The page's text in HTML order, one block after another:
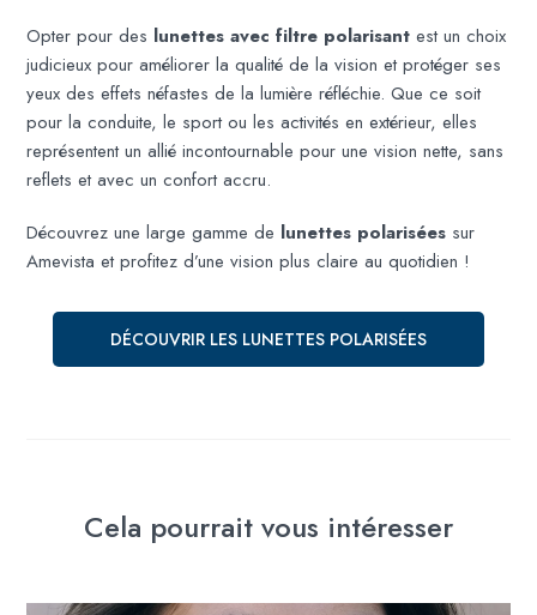
Opter pour des lunettes avec filtre polarisant est un choix
judicieux pour améliorer la qualité de la vision et protéger ses
yeux des effets néfastes de la lumière réfléchie. Que ce soit
pour la conduite, le sport ou les activités en extérieur, elles
représentent un allié incontournable pour une vision nette, sans
reflets et avec un confort accru.
Découvrez une large gamme de lunettes polarisées sur
Amevista et profitez d’une vision plus claire au quotidien !
DÉCOUVRIR LES LUNETTES POLARISÉES
Cela pourrait vous intéresser